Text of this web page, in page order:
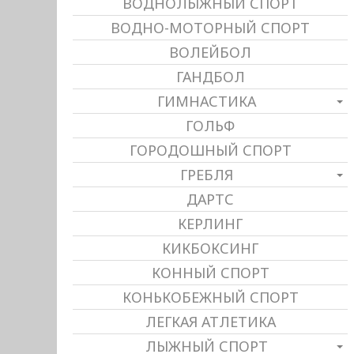
ВОДНО-МОТОРНЫЙ СПОРТ
ВОЛЕЙБОЛ
ГАНДБОЛ
ГИМНАСТИКА
ГОЛЬФ
ГОРОДОШНЫЙ СПОРТ
ГРЕБЛЯ
ДАРТС
КЕРЛИНГ
КИКБОКСИНГ
КОННЫЙ СПОРТ
КОНЬКОБЕЖНЫЙ СПОРТ
ЛЕГКАЯ АТЛЕТИКА
ЛЫЖНЫЙ СПОРТ